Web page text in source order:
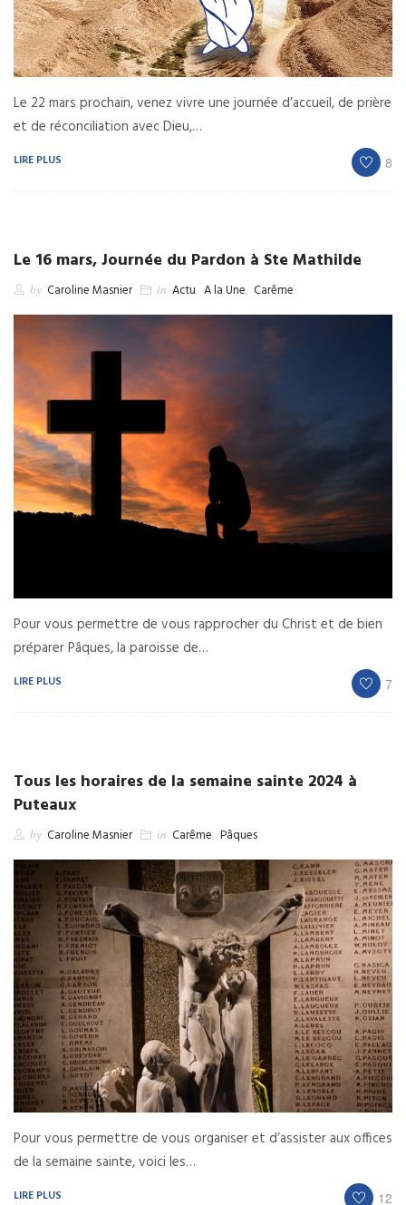
Le 22 mars prochain, venez vivre une journée d’accueil, de prière
et de réconciliation avec Dieu,…
LIRE PLUS 8
Le 16 mars, Journée du Pardon à Ste Mathilde
by Caroline Masnier in Actu, A la Une, Carême
Pour vous permettre de vous rapprocher du Christ et de bien
préparer Pâques, la paroisse de…
LIRE PLUS 7
Tous les horaires de la semaine sainte 2024 à
Puteaux
by Caroline Masnier in Carême, Pâques
Pour vous permettre de vous organiser et d’assister aux offices
de la semaine sainte, voici les…
LIRE PLUS 12